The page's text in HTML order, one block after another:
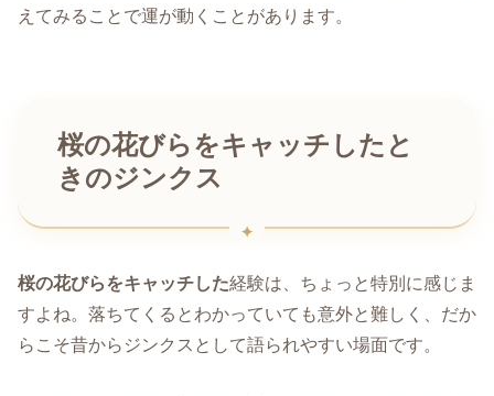
えてみることで運が動くことがあります。
桜の花びらをキャッチしたと
きのジンクス
桜の花びらをキャッチした経験は、ちょっと特別に感じま
すよね。落ちてくるとわかっていても意外と難しく、だか
らこそ昔からジンクスとして語られやすい場面です。